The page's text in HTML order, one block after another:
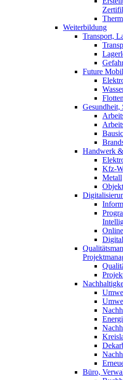
Weiterbildung
Transport,
Future
Handwerk
Kfz-
Metall
Büro,